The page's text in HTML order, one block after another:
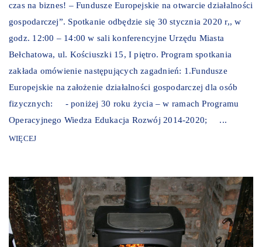
czas na biznes! – Fundusze Europejskie na otwarcie działalności
gospodarczej”. Spotkanie odbędzie się 30 stycznia 2020 r,, w
godz. 12:00 – 14:00 w sali konferencyjne Urzędu Miasta
Bełchatowa, ul. Kościuszki 15, I piętro. Program spotkania
zakłada omówienie następujących zagadnień: 1.Fundusze
Europejskie na założenie działalności gospodarczej dla osób
fizycznych: - poniżej 30 roku życia – w ramach Programu
Operacyjnego Wiedza Edukacja Rozwój 2014-2020; ...
WIĘCEJ